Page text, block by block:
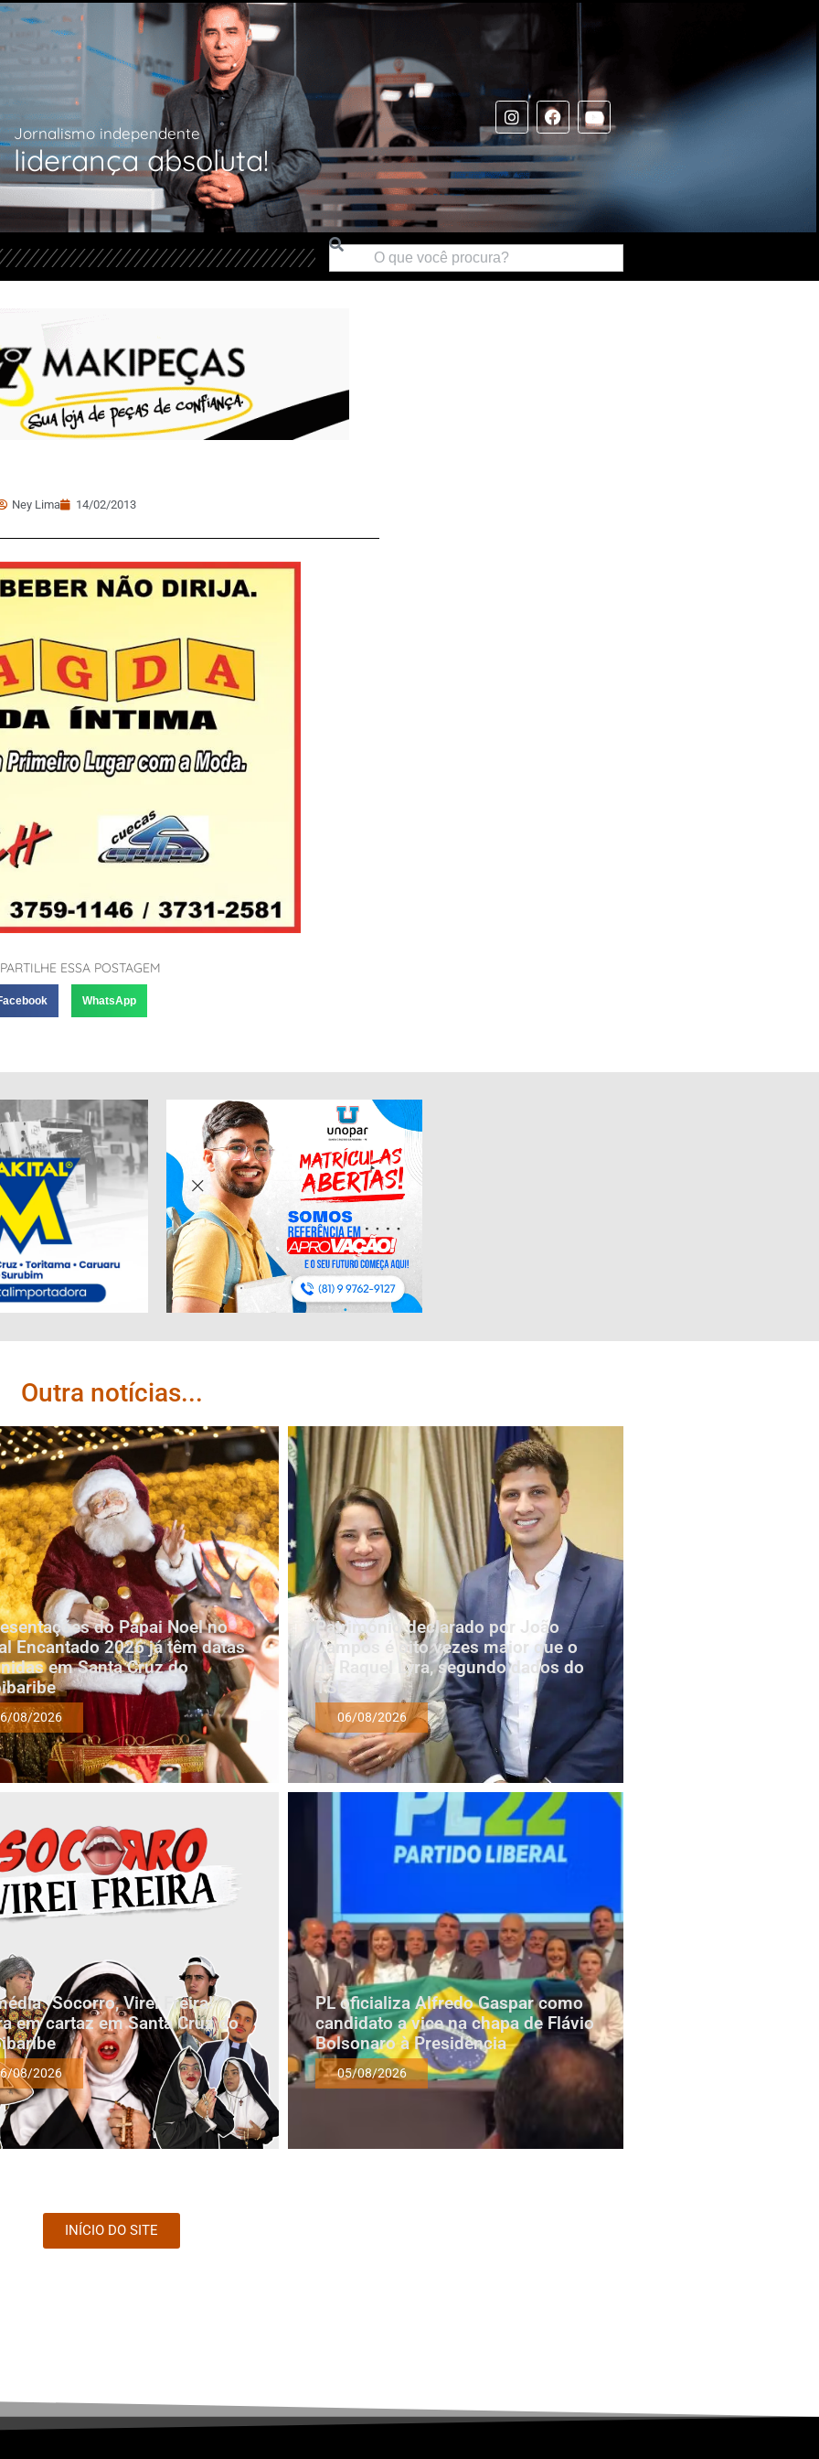
Jornalismo independente
liderança absoluta!
Ney Lima 14/02/2013
ESSA POSTAGEM
WhatsApp
Outra notícias...
do Papai Noel no
Encantado 2026 já têm datas
em Santa Cruz do
08/2026
Patrimônio declarado por João
Campos é oito vezes maior que o
de Raquel Lyra, segundo dados do
TSE
06/08/2026
“Socorro, Virei Freira!”
em cartaz em Santa Cruz do
08/2026
PL oficializa Alfredo Gaspar como
candidato a vice na chapa de Flávio
Bolsonaro à Presidência
05/08/2026
INÍCIO DO SITE